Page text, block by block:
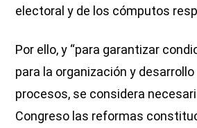
electoral y de los cómputos
Por ello, y “para garantizar
para la organización y
procesos, se considera
Congreso las reformas